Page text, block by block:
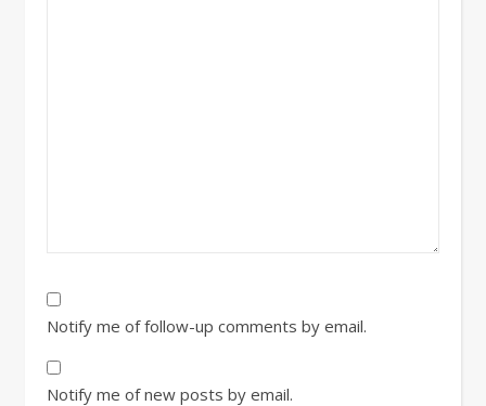
Notify me of follow-up comments by email.
Notify me of new posts by email.